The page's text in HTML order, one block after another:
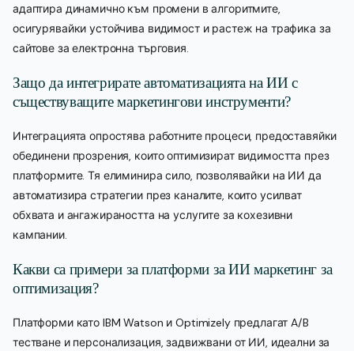
адаптира динамично към промени в алгоритмите,
осигурявайки устойчива видимост и растеж на трафика за
сайтове за електронна търговия.
Защо да интегрирате автоматизацията на ИИ с
съществуващите маркетингови инструменти?
Интеграцията опростява работните процеси, предоставяйки
обединени прозрения, които оптимизират видимостта през
платформите. Тя елиминира сило, позволявайки на ИИ да
автоматизира стратегии през каналите, които усилват
обхвата и ангажираността на услугите за кохезивни
кампании.
Какви са примери за платформи за ИИ маркетинг за
оптимизация?
Платформи като IBM Watson и Optimizely предлагат A/B
тестване и персонализация, задвижвани от ИИ, идеални за